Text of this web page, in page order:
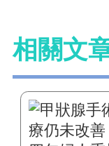
相關文